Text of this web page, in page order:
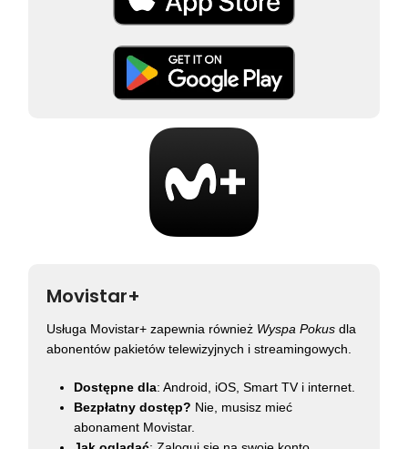
Movistar+
Usługa Movistar+ zapewnia również Wyspa Pokus dla
abonentów pakietów telewizyjnych i streamingowych.
Dostępne dla: Android, iOS, Smart TV i internet.
Bezpłatny dostęp? Nie, musisz mieć
abonament Movistar.